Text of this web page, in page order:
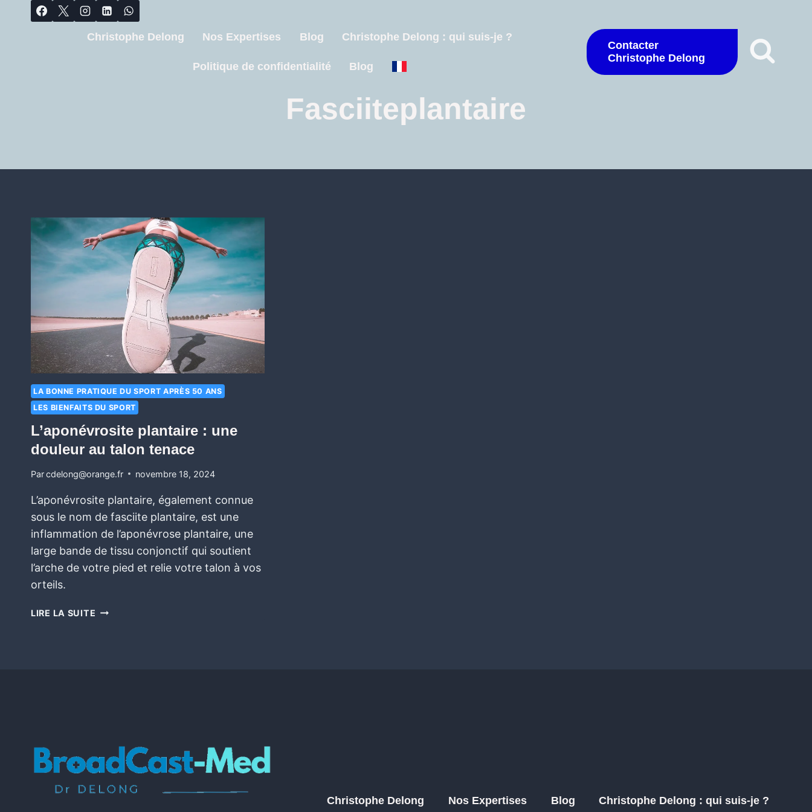
Christophe Delong Nos Expertises Blog Christophe Delong : qui suis-je ?
Politique de confidentialité Blog
Contacter
Christophe Delong
Fasciiteplantaire
LA BONNE PRATIQUE DU SPORT APRÈS 50 ANS
LES BIENFAITS DU SPORT
L’aponévrosite plantaire : une
douleur au talon tenace
Parcdelong@orange.fr novembre 18, 2024
L’aponévrosite plantaire, également connue
sous le nom de fasciite plantaire, est une
inflammation de l’aponévrose plantaire, une
large bande de tissu conjonctif qui soutient
l’arche de votre pied et relie votre talon à vos
orteils.
LIRE LA SUITE
Christophe Delong Nos Expertises Blog Christophe Delong : qui suis-je ?